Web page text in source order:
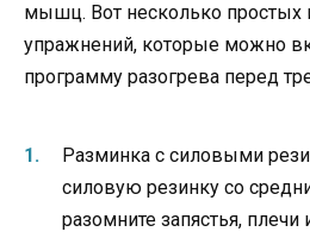
мышц. Вот несколько
упражнений, которые можно
программу разогрева перед
Разминка с силовыми
силовую резинку со
разомните запястья, плечи